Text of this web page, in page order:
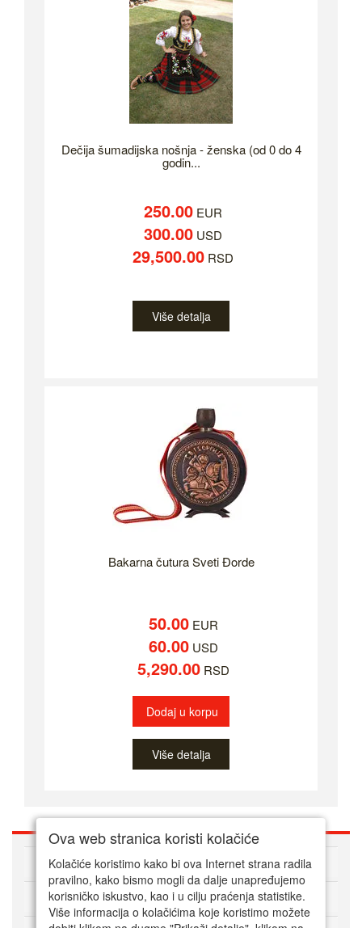
Dečija šumadijska nošnja - ženska (od 0 do 4
godin...
250.00 EUR
300.00 USD
29,500.00 RSD
Više detalja
Bakarna čutura Sveti Đorde
50.00EUR
60.00USD
5,290.00RSD
Dodaj u korpu
Više detalja
O nama
Kako kupovati online
Ova web stranica koristi kolačiće
Kolačiće koristimo kako bi ova Internet strana radila
pravilno, kako bismo mogli da dalje unapređujemo
korisničko iskustvo, kao i u cilju praćenja statistike.
Više informacija o kolačićima koje koristimo možete